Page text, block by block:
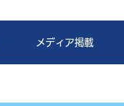
メディア掲載